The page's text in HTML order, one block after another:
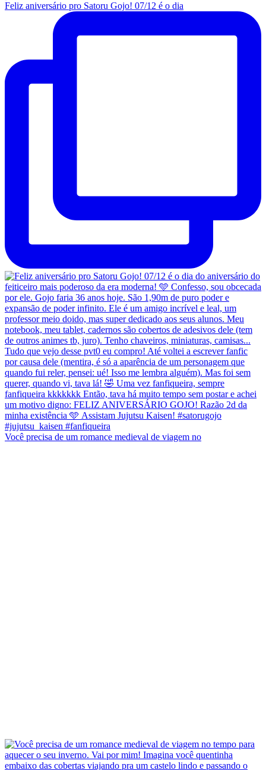
Feliz aniversário pro Satoru Gojo! 07/12 é o dia
Você precisa de um romance medieval de viagem no